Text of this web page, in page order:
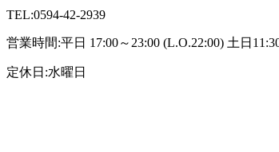
TEL:0594-42-2939
営業時間:平日 17:00～23:00 (L.O.22:00) 土日
定休日:水曜日